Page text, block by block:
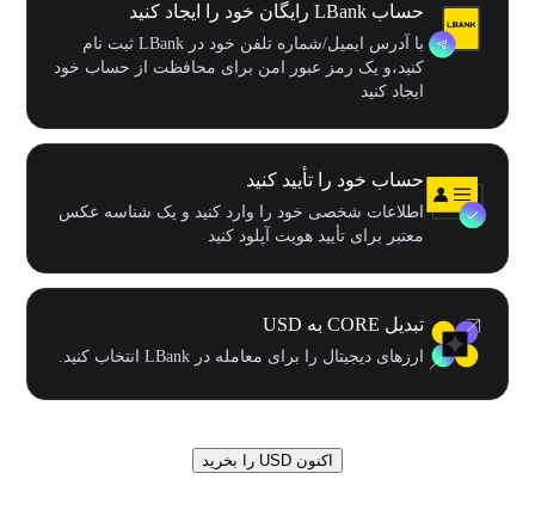
حساب LBank رایگان خود را ایجاد کنید
با آدرس ایمیل/شماره تلفن خود در LBank ثبت نام
کنید،و یک رمز عبور امن برای محافظت از حساب خود
ایجاد کنید
حساب خود را تأیید کنید
اطلاعات شخصی خود را وارد کنید و یک شناسه عکس
معتبر برای تأیید هویت آپلود کنید
تبدیل CORE به USD
ارزهای دیجیتال را برای معامله در LBank انتخاب کنید.
اکنون USD را بخرید